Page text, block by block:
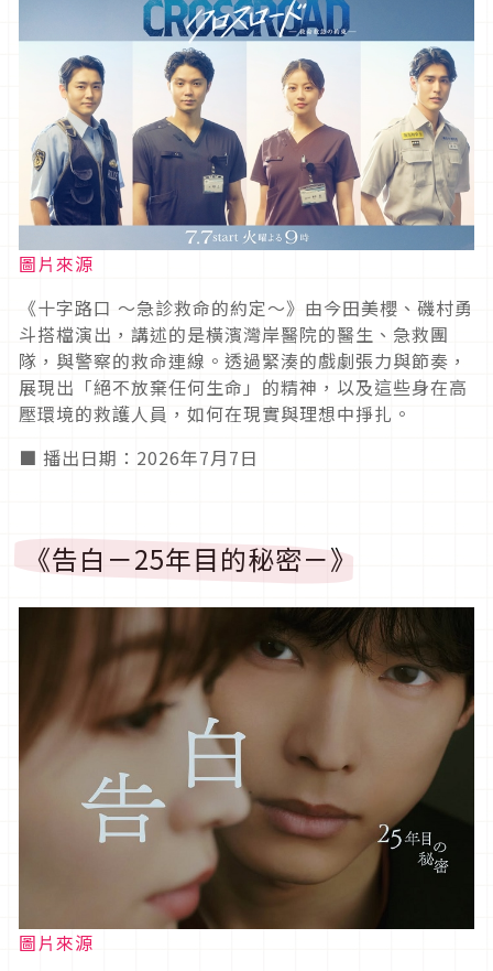
圖片來源
《十字路口 ～急診救命的約定～》由今田美櫻、磯村勇
斗搭檔演出，講述的是橫濱灣岸醫院的醫生、急救團
隊，與警察的救命連線。透過緊湊的戲劇張力與節奏，
展現出「絕不放棄任何生命」的精神，以及這些身在高
壓環境的救護人員，如何在現實與理想中掙扎。
■ 播出日期：2026年7月7日
《告白－25年目的秘密－》
圖片來源